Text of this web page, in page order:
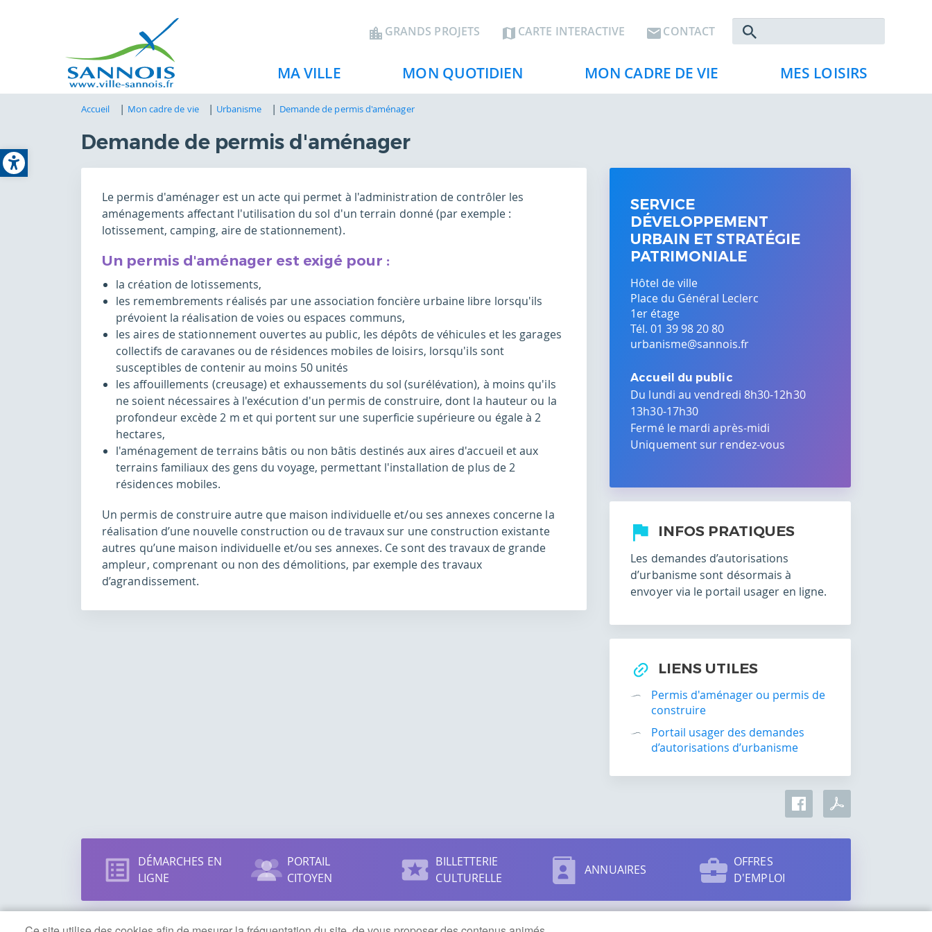
Open toolbar
au
contenu
Rechercher
En-GRANDS PROJETS CARTE INTERACTIVE CONTACT
MA VILLE MON QUOTIDIEN MON CADRE DE VIE MES LOISIRS
Accueil Mon cadre de vie Urbanisme Demande de permis d'aménager
Demande de permis d'aménager
Le permis d'aménager est un acte qui permet à l'administration de contrôler les
aménagements affectant l'utilisation du sol d'un terrain donné (par exemple :
lotissement, camping, aire de stationnement).
Un permis d'aménager est exigé pour :
la création de lotissements,
les remembrements réalisés par une association foncière urbaine libre lorsqu'ils
prévoient la réalisation de voies ou espaces communs,
les aires de stationnement ouvertes au public, les dépôts de véhicules et les garages
collectifs de caravanes ou de résidences mobiles de loisirs, lorsqu'ils sont
susceptibles de contenir au moins 50 unités
les affouillements (creusage) et exhaussements du sol (surélévation), à moins qu'ils
ne soient nécessaires à l'exécution d'un permis de construire, dont la hauteur ou la
profondeur excède 2 m et qui portent sur une superficie supérieure ou égale à 2
hectares,
l'aménagement de terrains bâtis ou non bâtis destinés aux aires d'accueil et aux
terrains familiaux des gens du voyage, permettant l'installation de plus de 2
résidences mobiles.
Un permis de construire autre que maison individuelle et/ou ses annexes concerne la
réalisation d’une nouvelle construction ou de travaux sur une construction existante
autres qu’une maison individuelle et/ou ses annexes. Ce sont des travaux de grande
ampleur, comprenant ou non des démolitions, par exemple des travaux
d’agrandissement.
SERVICE
DÉVELOPPEMENT
URBAIN ET STRATÉGIE
PATRIMONIALE
Hôtel de ville
Place du Général Leclerc
1er étage
Tél. 01 39 98 20 80
urbanisme@sannois.fr
Accueil du public
Du lundi au vendredi 8h30-12h30
13h30-17h30
Fermé le mardi après-midi
Uniquement sur rendez-vous
INFOS PRATIQUES
Les demandes d’autorisations
d’urbanisme sont désormais à
envoyer via le portail usager en ligne.
LIENS UTILES
Permis d'aménager ou permis de
construire
Portail usager des demandes
d’autorisations d’urbanisme
direct
DÉMARCHES EN
LIGNE
PORTAIL
CITOYEN
BILLETTERIE
CULTURELLE
ANNUAIRES
OFFRES
D'EMPLOI